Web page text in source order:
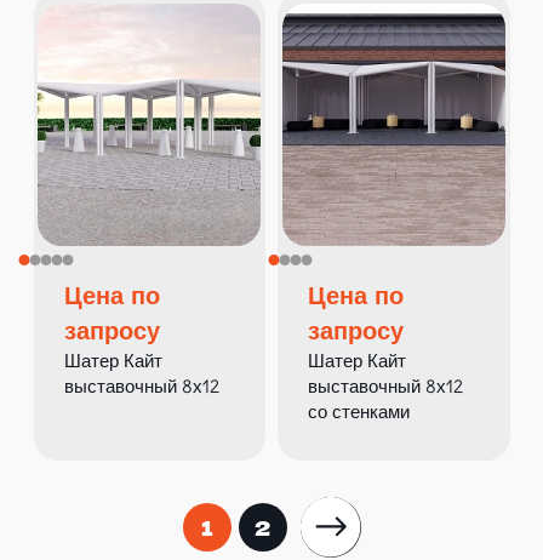
Цена по
запросу
Шатер Кайт
выставочный 8х12
Цена по
запросу
Шатер Кайт
выставочный 8х12
со стенками
1 2